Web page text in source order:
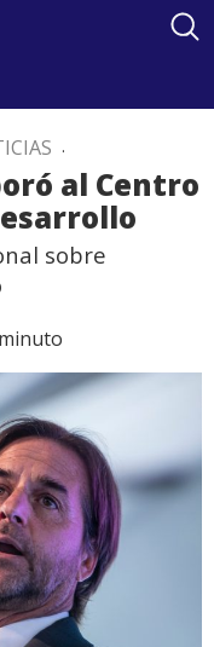
.
al Centro
sobre
minuto